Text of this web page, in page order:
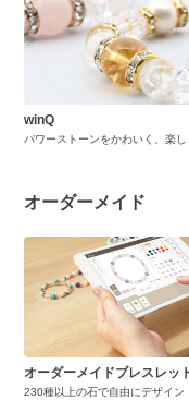
winQ
パワーストーンをかわいく、楽し
オーダーメイド
オーダーメイドブレスレッ
230種以上の石で自由にデザイン